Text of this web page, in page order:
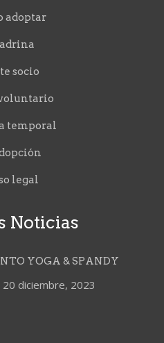
adoptar
socio
temporal
legal
Noticias
YOGA & SPANDY
20 diciembre, 2023